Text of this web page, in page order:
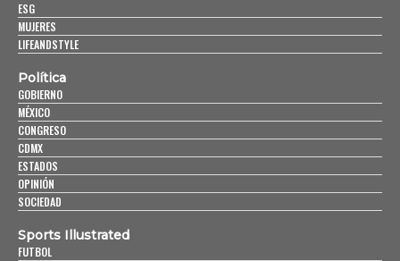
ESG
MUJERES
LIFEANDSTYLE
Política
GOBIERNO
MÉXICO
CONGRESO
CDMX
ESTADOS
OPINIÓN
SOCIEDAD
Sports Illustrated
FUTBOL